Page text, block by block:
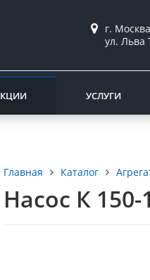
г. Москва
ул. Льва
УСЛУГИ
Главная Каталог
Насос К